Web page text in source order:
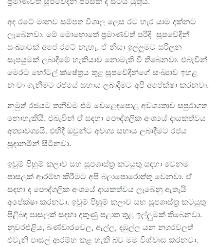
අද රටේ මානව සම්පත විශාල ලෙස රට හැර යාම දක්නට
ලැබෙනවා. මේ මොහොතේ ප්‍රමාණවත් පරිදි සූපවේදීන්
සංඛ්‍යාවක් අපේ රටේ නැහැ. ඒ නිසා ඉල්ලුමට සරිලන
සැපයුමක් ලබාදීමේ හැකියාව නොමැති වී තිබෙනවා. එබැවින්
මෙරට හෝටල් ක්ෂේත්‍රය තුළ සූපවේදීන්ගේ සංඛ්‍යාව ඉහළ
නංවා ගැනීමට රජයේ සහාය ලබාදීමට අපි අපේක්ෂා කරනවා.
නමුත් රජයට තනිවම එම වෙළෙඳපොළ අවශ්‍යතාව සපුරාගත
නොහැකියි. එබැවින් ඒ සඳහා පෞද්ගලික අංශයේ දායකත්වය
අත්‍යාවශ්‍යයි. එහිදී ඔවුන්ට අවශ්‍ය සහාය ලබාදීමට රජය
සූදානමින් සිටිනවා.
ඉවුම් පිහුම් කලාව සහ සූපශාස්ත්‍ර කටයුතු සඳහා වෙනම
පාසලක් ආරම්භ කිරීමට අපි බලාපොරොත්තු ‍වෙනවා. ඒ
සඳහා ද පෞද්ගලික අංශයේ දායකත්වය ලැබෙනු ඇතැයි
අපේක්ෂා කරනවා. ඉවුම් පිහුම් කලාව සහ සූපශාස්ත්‍ර කටයුතු
පිළිබඳ පාසලක් සඳහා දකුණු පළාත තුළ ඉල්ලුමක් තිබෙනවා.
නුවරඑළිය, බණ්ඩාරවෙල, ඇල්ල, දඹුල්ල යන නගරවලත්
එවැනි පාසල් ආරම්භ කළ හැකි බව මම විශ්වාස කරනවා.